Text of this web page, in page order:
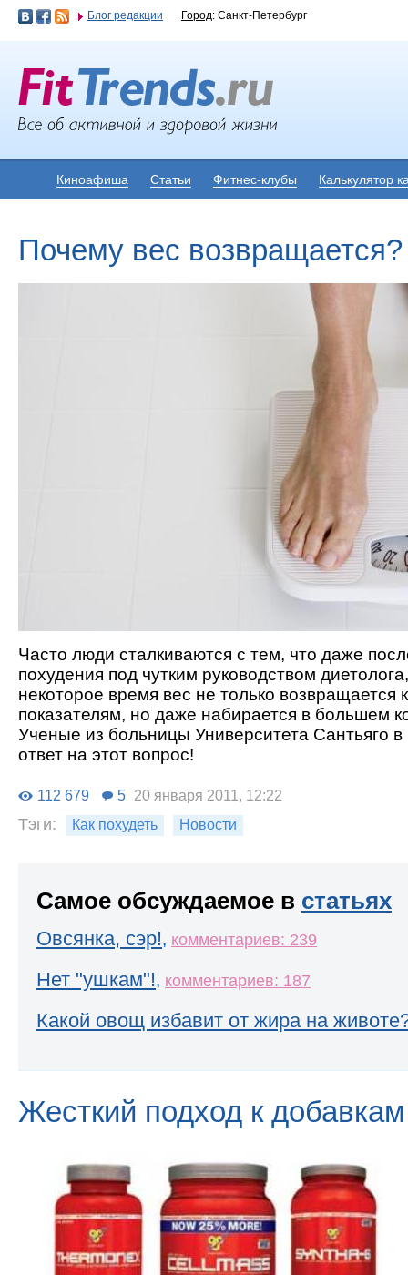
Блог редакции Город: Санкт-Петербург
Киноафиша Статьи Фитнес-клубы Калькулятор
Почему вес возвращается?
Часто люди сталкиваются с тем, что даже
похудения под чутким руководством
некоторое время вес не только возвращается
показателям, но даже набирается в большем
Ученые из больницы Университета Сантьяго
ответ на этот вопрос!
112 679 5 20 января 2011, 12:22
Тэги: Как похудеть Новости
Самое обсуждаемое в статьях
Овсянка, сэр!, комментариев: 239
Нет "ушкам"!, комментариев: 187
Какой овощ избавит от жира на
Жесткий подход к добавкам